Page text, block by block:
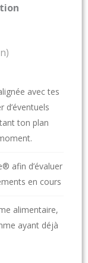
avec tes
d’éventuels
ton plan
afin d’évaluer
en cours
alimentaire,
ayant déjà